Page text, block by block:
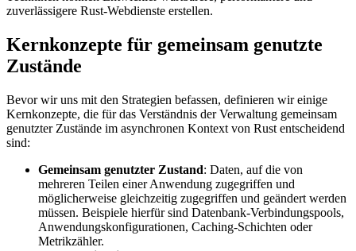
zuverlässigere Rust-Webdienste erstellen.
Kernkonzepte für gemeinsam genutzte
Zustände
Bevor wir uns mit den Strategien befassen, definieren wir einige
Kernkonzepte, die für das Verständnis der Verwaltung gemeinsam
genutzter Zustände im asynchronen Kontext von Rust entscheidend
sind:
Gemeinsam genutzter Zustand: Daten, auf die von
mehreren Teilen einer Anwendung zugegriffen und
möglicherweise gleichzeitig zugegriffen und geändert werden
müssen. Beispiele hierfür sind Datenbank-Verbindungspools,
Anwendungskonfigurationen, Caching-Schichten oder
Metrikzähler.